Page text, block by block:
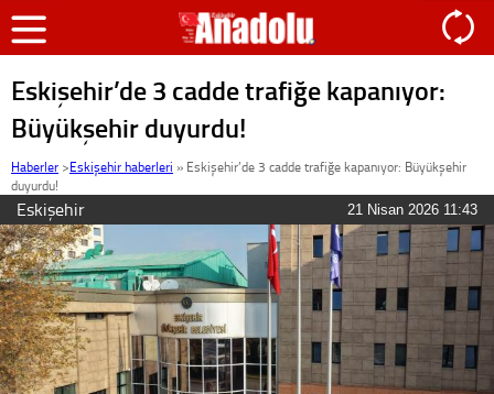
Eskişehir’de 3 cadde trafiğe kapanıyor:
Büyükşehir duyurdu!
Haberler >Eskişehir haberleri » Eskişehir’de 3 cadde trafiğe kapanıyor: Büyükşehir
duyurdu!
Eskişehir 21 Nisan 2026 11:43